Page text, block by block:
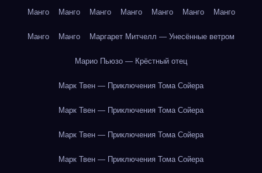
Манго Манго Манго Манго Манго Манго Манго
Манго Манго Маргарет Митчелл — Унесённые ветром
Марио Пьюзо — Крёстный отец
Марк Твен — Приключения Тома Сойера
Марк Твен — Приключения Тома Сойера
Марк Твен — Приключения Тома Сойера
Марк Твен — Приключения Тома Сойера